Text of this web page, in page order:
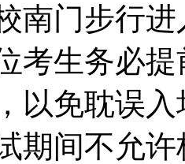
南门步行
考生务必
以免耽误
期间不允